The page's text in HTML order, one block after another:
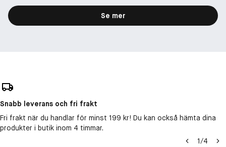
Se mer
Snabb leverans och fri frakt
Fri frakt när du handlar för minst 199 kr! Du kan också hämta dina
produkter i butik inom 4 timmar.
1/4